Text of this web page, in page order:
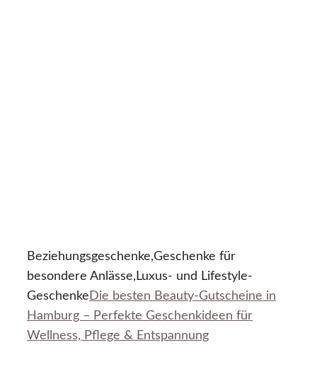
Beziehungsgeschenke,Geschenke für
besondere Anlässe,Luxus- und Lifestyle-
Geschenke Die besten Beauty-Gutscheine in
Hamburg – Perfekte Geschenkideen für
Wellness, Pflege & Entspannung